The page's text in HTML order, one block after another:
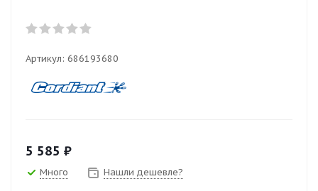
Артикул: 686193680
5 585 ₽
Много Нашли дешевле?